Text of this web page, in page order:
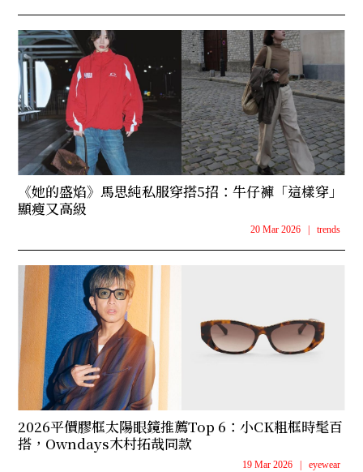
《她的盛焰》馬思純私服穿搭5招：牛仔褲「這樣穿」
顯瘦又高級
20 Mar 2026 trends
2026平價膠框太陽眼鏡推薦Top 6：小CK粗框時髦百
搭，Owndays木村拓哉同款
19 Mar 2026 eyewear